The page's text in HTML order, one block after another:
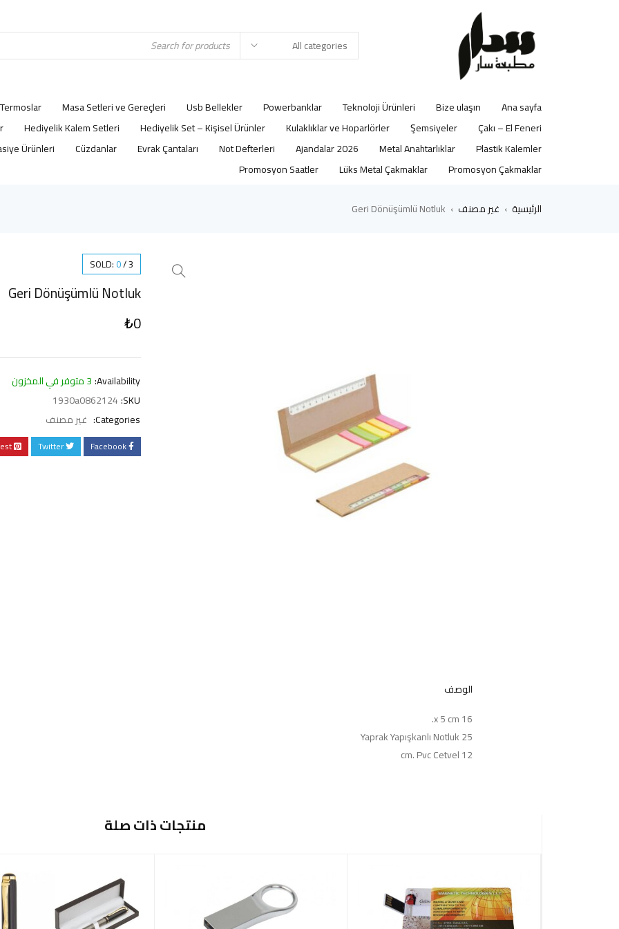
Ana sayfa
Bize ulaşın
Teknoloji Ürünleri
Powerbanklar
Usb Bellekler
Masa Setleri ve Gereçleri
Termoslar
Çakı – El Feneri
Şemsiyeler
Kulaklıklar ve Hoparlörler
Hediyelik Set – Kişisel Ürünler
Hediyelik Kalem Setleri
Plastik Kalemler
Metal Anahtarlıklar
2026 Ajandalar
Not Defterleri
Evrak Çantaları
Cüzdanlar
Ürünleri
Promosyon Çakmaklar
Lüks Metal Çakmaklar
Promosyon Saatler
الرئيسية › غير مصنف ›
Geri Dönüşümlü Notluk
SOLD: 0/3
Geri Dönüşümlü Notluk
₺0
Availability: 3 متوفر في المخزون
SKU:
1930a0862124
Categories: غير مصنف
Facebook
Twitter
الوصف
16 x 5 cm.
25 Yaprak Yapışkanlı Notluk
12 cm. Pvc Cetvel
منتجات ذات صلة